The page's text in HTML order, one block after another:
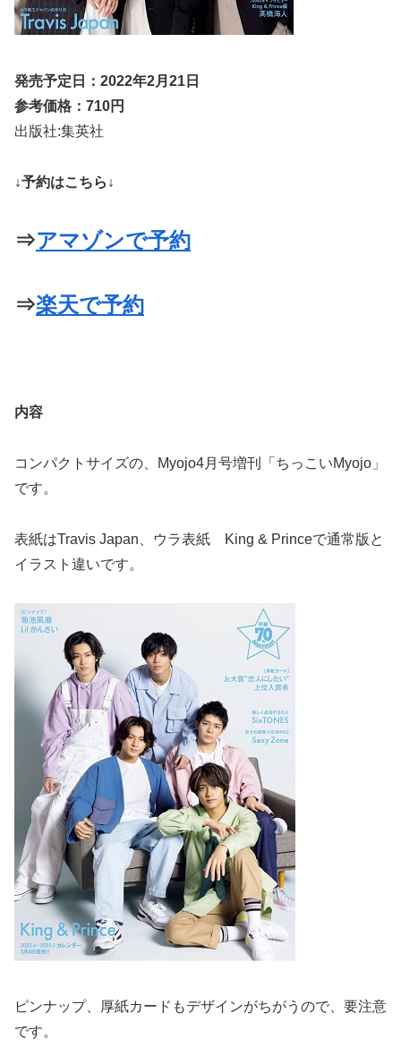
発売予定日：2022年2月21日
参考価格：710円
出版社:集英社
↓予約はこちら↓
⇒アマゾンで予約
⇒楽天で予約
内容
コンパクトサイズの、Myojo4月号増刊「ちっこいMyojo」
です。
表紙はTravis Japan、ウラ表紙 King & Princeで通常版と
イラスト違いです。
ピンナップ、厚紙カードもデザインがちがうので、要注意
です。